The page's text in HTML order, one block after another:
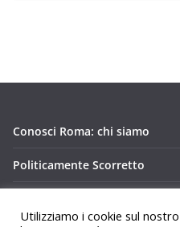
Conosci Roma: chi siamo
Politicamente Scorretto
Utilizziamo i cookie sul